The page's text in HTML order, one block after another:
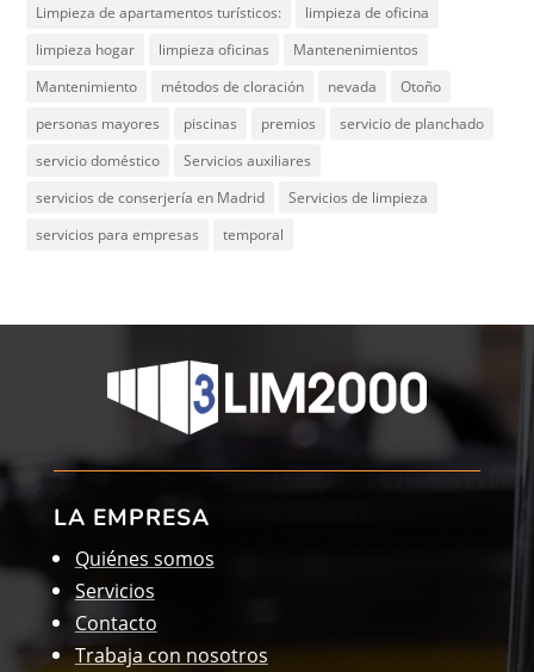
Limpieza de apartamentos turísticos:
limpieza de oficina
limpieza hogar
limpieza oficinas
Mantenenimientos
Mantenimiento
métodos de cloración nevada
Otoño
personas mayores
piscinas premios
servicio de planchado
servicio doméstico
Servicios auxiliares
servicios de conserjería en Madrid
Servicios de limpieza
servicios para empresas
temporal
LA EMPRESA
Quiénes somos
Servicios
Contacto
Trabaja con nosotros